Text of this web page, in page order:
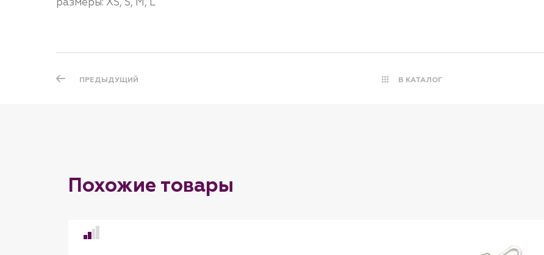
ПРЕДЫДУЩИЙ В КАТАЛОГ
Похожие товары